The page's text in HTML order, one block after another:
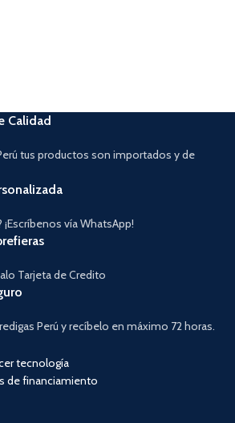
Calidad
tus productos son importados y de
¡Escríbenos vía WhatsApp!
Tarjeta de Credito
Perú y recíbelo en máximo 72 horas.
tecnología
de financiamiento